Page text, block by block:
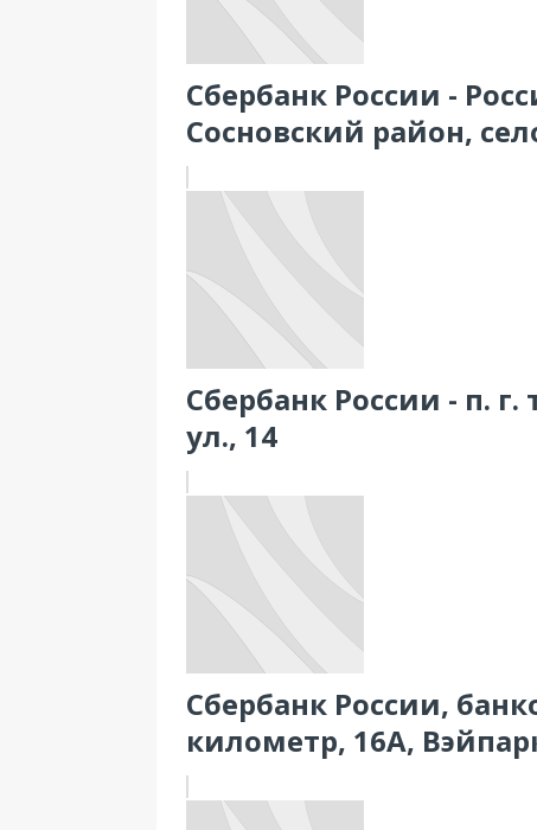
Сбербанк России -
Сосновский район,
Сбербанк России - п.
ул., 14
Сбербанк России,
километр, 16А,